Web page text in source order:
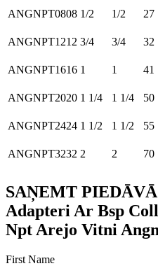
ANGNPT0808 1/2 1/2 27
ANGNPT1212 3/4 3/4 32
ANGNPT1616 1 1 41
ANGNPT2020 1 1/4 1 1/4 50
ANGNPT2424 1 1/2 1 1/2 55
ANGNPT3232 2 2 70
SAŅEMT
Adapteri Ar Bsp
Npt Arejo Vitni
First Name